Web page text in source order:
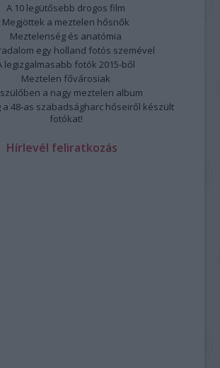
A 10 legütősebb drogos film
Megjöttek a meztelen hősnők
Meztelenség és anatómia
egy holland fotós szemével
legizgalmasabb fotók 2015-ből
Meztelen fővárosiak
a nagy meztelen album
a 48-as szabadságharc hőseiről készült
fotókat!
Hírlevél feliratkozás